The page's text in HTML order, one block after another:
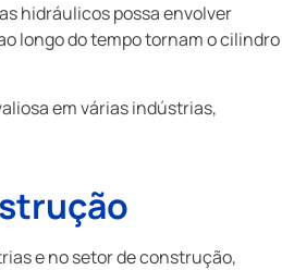
hidráulicos possa envolver
longo do tempo tornam o cilindro
em várias indústrias,
e no setor de construção,